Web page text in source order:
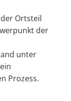
Ortsteil
der
unter
Prozess.